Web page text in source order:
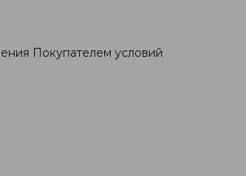
Покупателем условий